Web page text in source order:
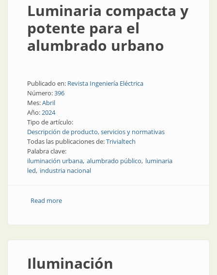
Luminaria compacta y
potente para el
alumbrado urbano
Publicado en: Revista Ingeniería Eléctrica
Número:396
Mes:Abril
Año:2024
Tipo de artículo:
Descripción de producto, servicios y normativas
Todas las publicaciones de:Trivialtech
Palabra clave:
iluminación urbana alumbrado público luminaria
led industria nacional
Read moreabout Luminaria compacta y potente para el
Iluminación